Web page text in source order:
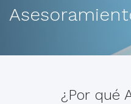
¿Por qué